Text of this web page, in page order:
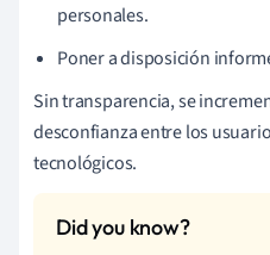
personales.
Poner a disposición
Sin transparencia, se
desconfianza entre los
tecnológicos.